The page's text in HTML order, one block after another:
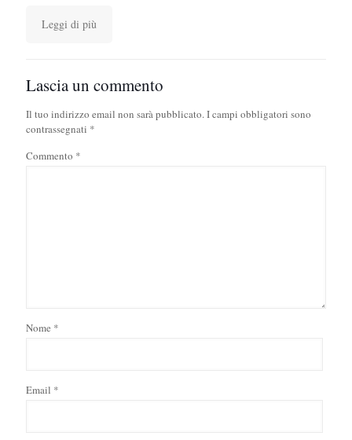
Leggi di più
Lascia un commento
Il tuo indirizzo email non sarà pubblicato.I campi obbligatori sono
contrassegnati *
Commento *
Nome *
Email *